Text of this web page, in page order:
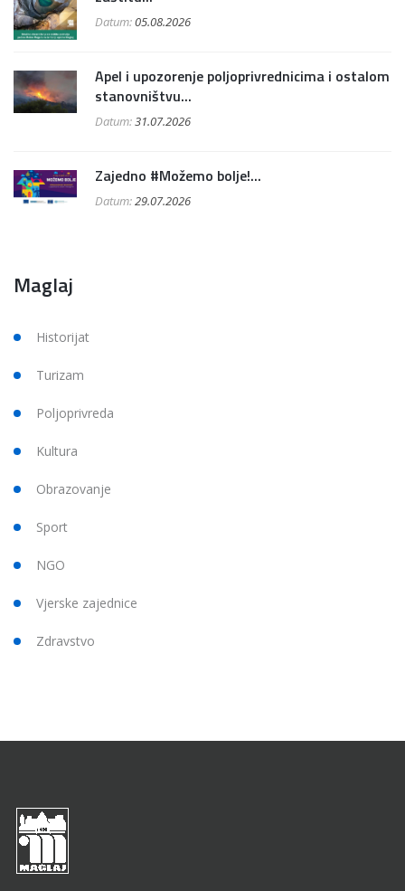
Datum:05.08.2026
Apel i upozorenje poljoprivrednicima i ostalom
stanovništvu...
Datum:31.07.2026
Zajedno #Možemo bolje!...
Datum:29.07.2026
Maglaj
Historijat
Turizam
Poljoprivreda
Kultura
Obrazovanje
Sport
NGO
Vjerske zajednice
Zdravstvo